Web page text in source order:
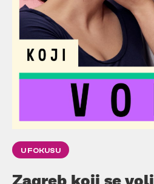
U FOKUSU
Zagreb koji se voli